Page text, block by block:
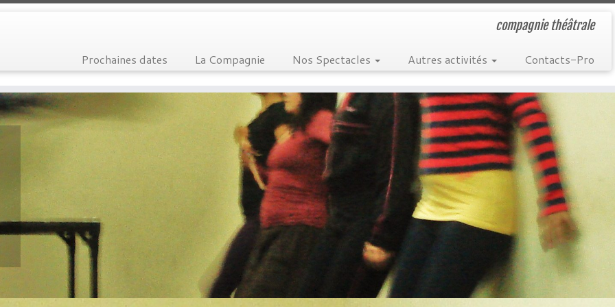
compagnie théâtrale
Prochaines dates La Compagnie Nos Spectacles Autres activités Contacts-Pro